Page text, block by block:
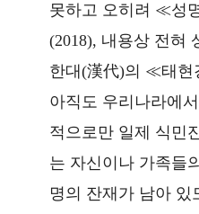
못하고 오히려 ≪성
(2018), 내용상 전혀
한대(漢代)의 ≪태현
아직도 우리나라에
적으로만 일제 식민
는 자신이나 가족들
명의 잔재가 남아 있